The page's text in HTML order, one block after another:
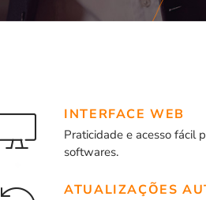
INTERFACE WEB
Praticidade e acesso fácil
softwares.
ATUALIZAÇÕES